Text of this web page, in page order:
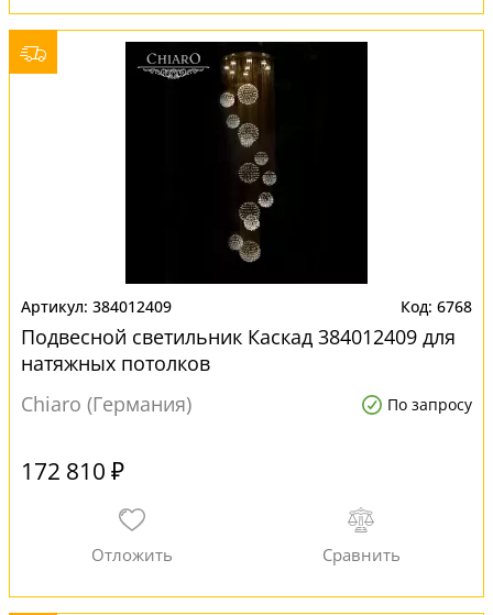
384012409 6768
Подвесной светильник Каскад 384012409 для
натяжных потолков
Chiaro (Германия)
По запросу
172 810 ₽